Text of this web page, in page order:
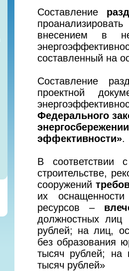
Составление
внесением в
составленный на
Составление
проектной
Федерального
эффективности».
В
строительстве,
сооружений
их оснащенности
ресурсов –
должностных лиц
рублей; на лиц,
без образования
тысяч рублей; на
тысяч рублей»